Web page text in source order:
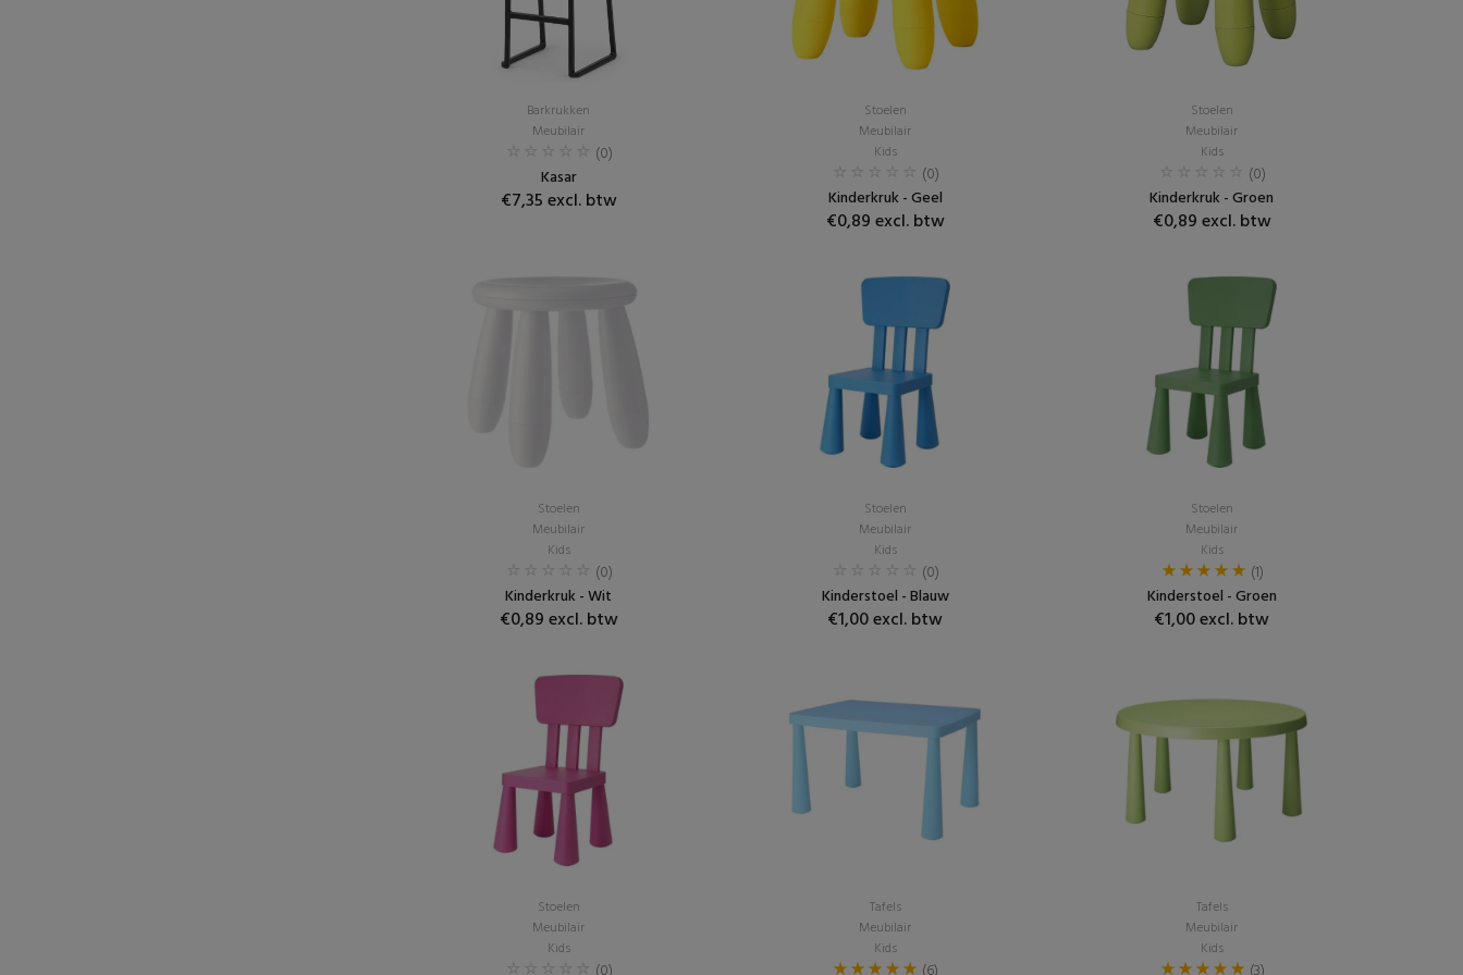
Barkrukken
Meubilair
(0)
Kasar
€7,35 excl. btw
Stoelen
Meubilair
Kids
(0)
Kinderkruk - Geel
€0,89 excl. btw
Stoelen
Meubilair
Kids
(0)
Kinderkruk - Groen
€0,89 excl. btw
Stoelen
Meubilair
Kids
(0)
Kinderkruk - Wit
€0,89 excl. btw
Stoelen
Meubilair
Kids
(0)
Kinderstoel - Blauw
€1,00 excl. btw
Stoelen
Meubilair
Kids
(1)
Kinderstoel - Groen
€1,00 excl. btw
Stoelen
Meubilair
Kids
Tafels
Meubilair
Kids
Tafels
Meubilair
Kids